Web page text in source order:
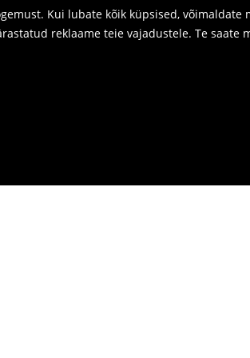
Kui lubate kõik küpsised, võimaldate
reklaame teie vajadustele. Te saate